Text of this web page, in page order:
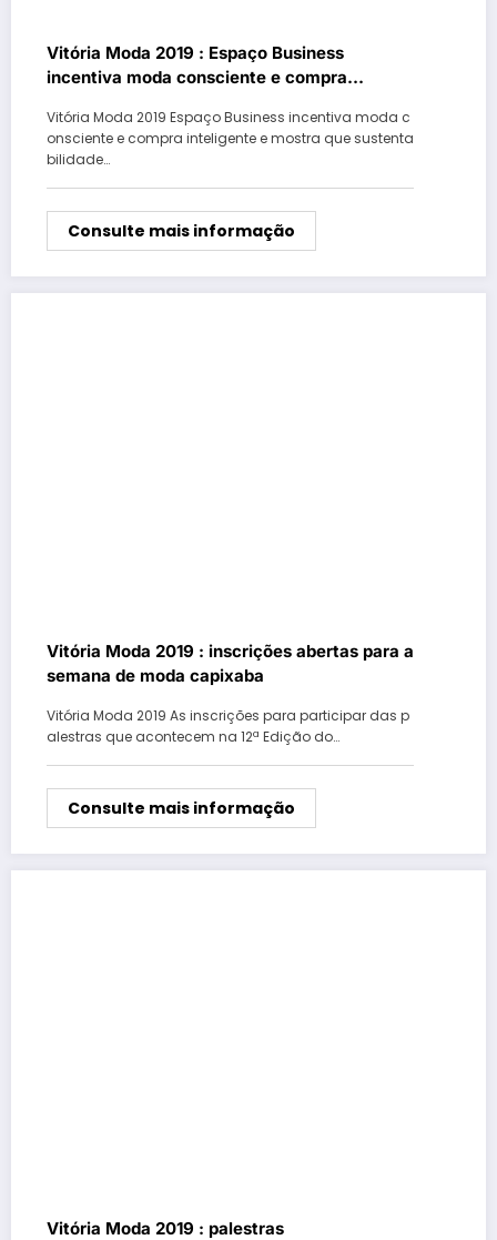
Vitória Moda 2019 : Espaço Business
incentiva moda consciente e compra
Vitória Moda 2019 Espaço Business incentiva moda c
onsciente e compra inteligente e mostra que sustenta
bilidade…
Consulte mais informação
Vitória Moda 2019 : inscrições abertas para a
semana de moda capixaba
Vitória Moda 2019 As inscrições para participar das p
alestras que acontecem na 12ª Edição do…
Consulte mais informação
Vitória Moda 2019 : palestras